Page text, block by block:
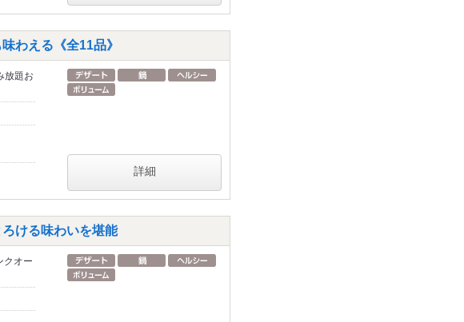
わえる《全11品》
放題お
詳細
ける味わいを堪能
クオー